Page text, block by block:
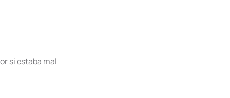
si estaba mal